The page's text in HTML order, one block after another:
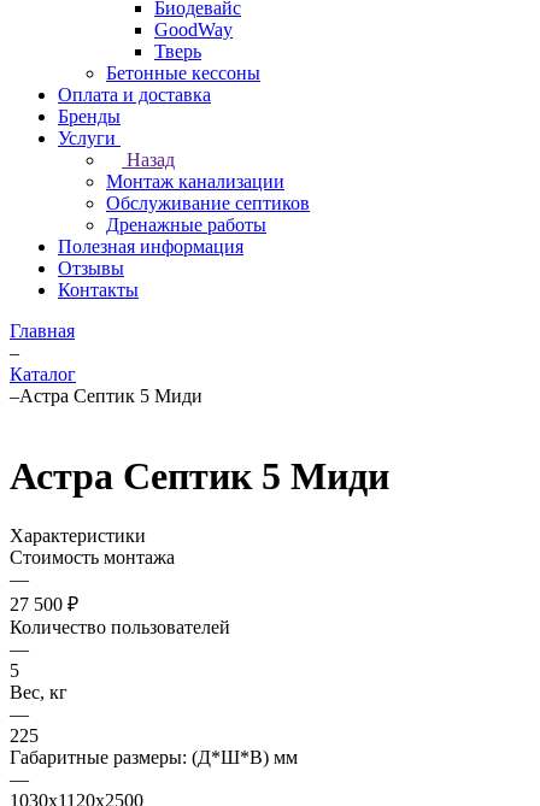
Биодевайс
GoodWay
Тверь
Бетонные кессоны
Оплата и доставка
Бренды
Услуги
Назад
Монтаж канализации
Обслуживание септиков
Дренажные работы
Полезная информация
Отзывы
Контакты
Главная
–
Каталог
–Астра Септик 5 Миди
Астра Септик 5 Миди
Характеристики
Стоимость монтажа
—
27 500 ₽
Количество пользователей
—
5
Вес, кг
—
225
Габаритные размеры: (Д*Ш*В) мм
—
1030х1120х2500